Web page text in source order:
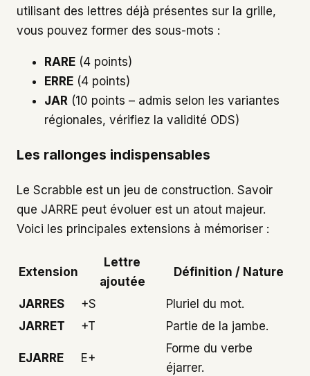
utilisant des lettres déjà présentes sur la grille,
vous pouvez former des sous-mots :
RARE (4 points)
ERRE (4 points)
JAR (10 points – admis selon les variantes
régionales, vérifiez la validité ODS)
Les rallonges indispensables
Le Scrabble est un jeu de construction. Savoir
que JARRE peut évoluer est un atout majeur.
Voici les principales extensions à mémoriser :
Extension
Lettre
ajoutée
Définition / Nature
JARRES +S
Pluriel du mot.
JARRET
+T Partie de la jambe.
EJARRE E+
Forme du verbe
éjarrer.